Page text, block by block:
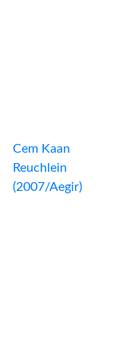
Cem Kaan
Reuchlein
(2007/Aegir)